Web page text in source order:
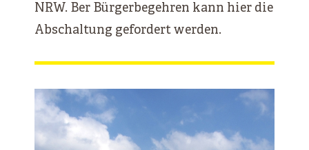
NRW. Ber Bürgerbegehren kann hier die
Abschaltung gefordert werden.